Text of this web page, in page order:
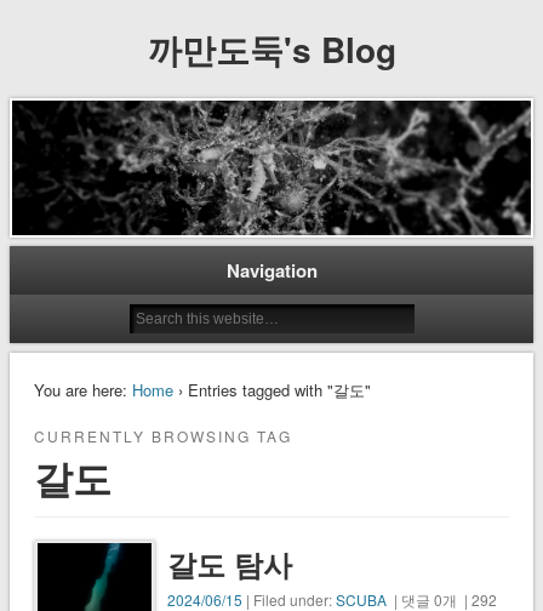
까만도둑's Blog
Navigation
You are here: Home› Entries tagged with "갈도"
CURRENTLY BROWSING TAG
갈도
갈도 탐사
2024/06/15 | Filed under:SCUBA | 댓글 0개 | 292